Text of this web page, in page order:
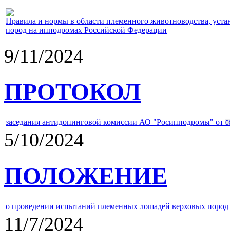
Правила и нормы в области племенного животноводства,
пород на ипподромах Российской Федерации
9/11/2024
ПРОТОКОЛ
заседания антидопинговой комиссии АО "Росипподромы" от
5/10/2024
ПОЛОЖЕНИЕ
о проведении испытаний племенных лошадей верховых
11/7/2024